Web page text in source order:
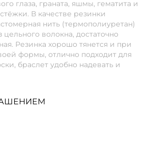
глаза, граната, яшмы, гематита и
В качестве резинки
нить (термополиуретан)
волокна, достаточно
Резинка хорошо тянется и при
формы, отлично подходит для
браслет удобно надевать и